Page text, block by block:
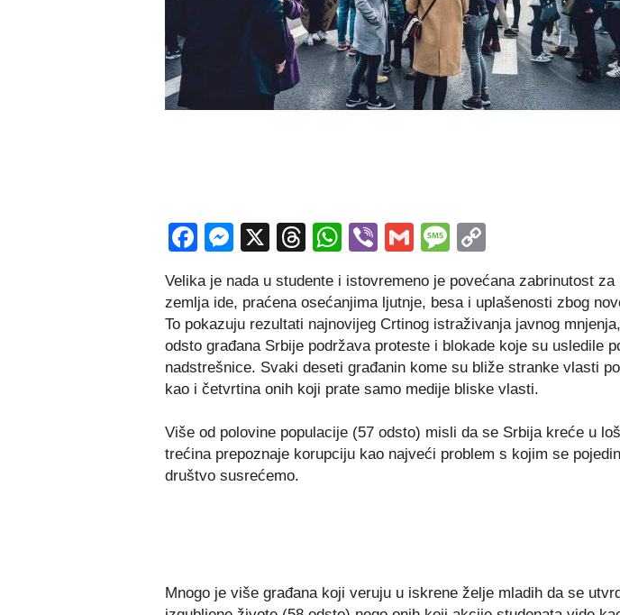
Facebook
Messenger
X Threads
WhatsApp
ViberGmailMessage
Link
Velika je nada u studente i istovremeno je povećana zabrinutost za
zemlja ide, praćena osećanjima ljutnje, besa i uplašenosti zbog
To pokazuju rezultati najnovijeg Crtinog istraživanja javnog
odsto građana Srbije podržava proteste i blokade koje su usledile
nadstrešnice. Svaki deseti građanin kome su bliže stranke vlasti
kao i četvrtina onih koji prate samo medije bliske vlasti.
Više od polovine populacije (57 odsto) misli da se Srbija kreće u
trećina prepoznaje korupciju kao najveći problem s kojim se
društvo susrećemo.
Mnogo je više građana koji veruju u iskrene želje mladih da se